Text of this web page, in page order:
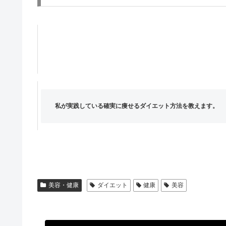
私が実践している確実に痩せるダイエット方法を教えます。
美容・健康 ダイエット 健康 美容